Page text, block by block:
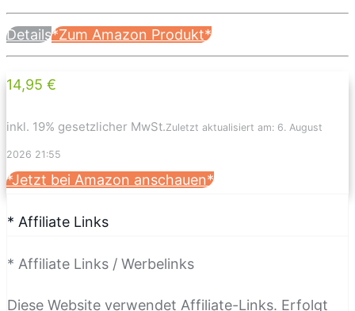
Details*Zum Amazon Produkt*
14,95 €
inkl. 19% gesetzlicher MwSt.Zuletzt aktualisiert am: 6. August
2026 21:55
*Jetzt bei Amazon anschauen*
* Affiliate Links
* Affiliate Links / Werbelinks
Diese Website verwendet Affiliate-Links. Erfolgt